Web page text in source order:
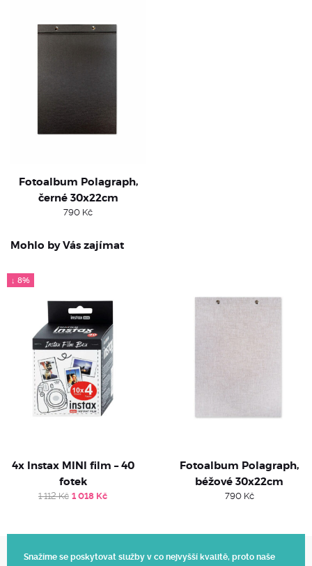
Snažíme se poskytovat služby v co nejvyšší kvalitě, proto naše
1
112 Kč.
1
018 Kč.
Fotoalbum Polagraph,
černé 30x22cm
790 Kč
Mohlo by Vás zajímat
↓ 8%
4x Instax MINI film – 40
fotek
1 112Kč Original
1 018 KčCurrent
Fotoalbum Polagraph,
béžové 30x22cm
790 Kč